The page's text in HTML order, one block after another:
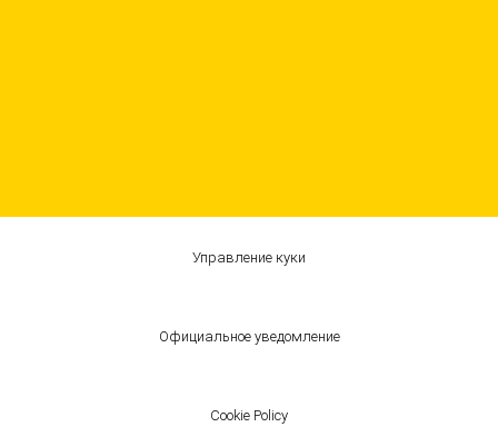
Управление куки
Официальное уведомление
Cookie Policy